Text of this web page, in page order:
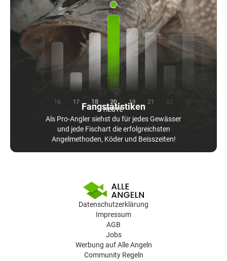
Fangstatistiken
Als Pro-Angler siehst du für jedes Gewässer
und jede Fischart die erfolgreichsten
Angelmethoden, Köder und Beisszeiten!
Datenschutzerklärung
Impressum
AGB
Jobs
Werbung auf Alle Angeln
Community Regeln